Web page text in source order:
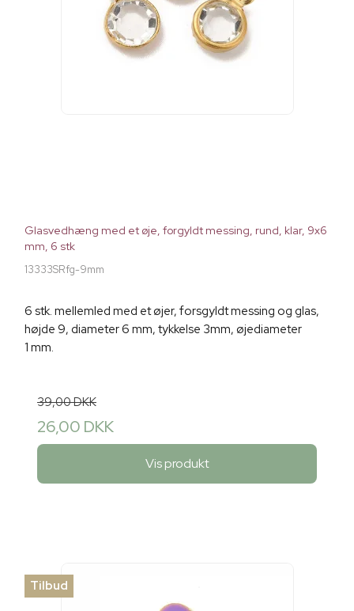
Glasvedhæng med et øje, forgyldt messing, rund, klar, 9x6
mm, 6 stk
13333SRfg-9mm
6 stk. mellemled med et øjer, forsgyldt messing og glas,
højde 9, diameter 6 mm, tykkelse 3mm, øjediameter
1 mm.
39,00 DKK
26,00 DKK
Vis produkt
Tilbud